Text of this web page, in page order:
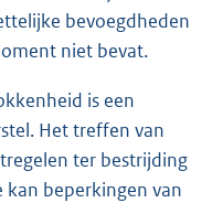
bevoegdheden
niet bevat.
is een
Het treffen van
ter bestrijding
kan beperkingen van